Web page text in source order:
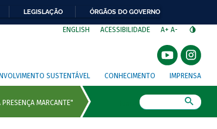
LEGISLAÇÃO ÓRGÃOS DO GOVERNO
ENGLISH ACESSIBILIDADE A+ A-
SUSTENTÁVEL CONHECIMENTO IMPRENSA